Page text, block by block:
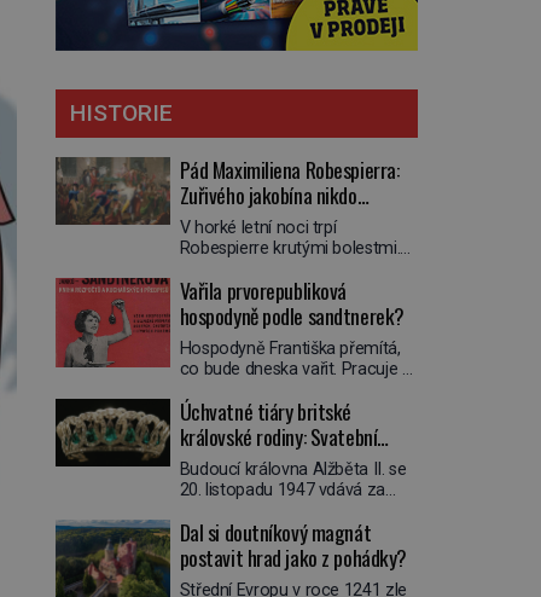
HISTORIE
Pád Maximiliena Robespierra:
Zuřivého jakobína nikdo
nelitoval?
V horké letní noci trpí
Robespierre krutými bolestmi.
víří kolotoč myšlenek. Když se
probere z mdlob, vzpomene si
na jednu z pařížských
jasnovidek, kterou před lety
navštívil. Prorokovala mu
vysmál. „Robespierre to
dotáhne hodně daleko,“
prohlásil o něm jiný významný
francouzský revolucionář,
Honoré de Mirabeau […]
Vařila prvorepubliková
hospodyně podle sandtnerek?
Hospodyně Františka přemítá,
co bude dneska vařit. Pracuje v
mlsný jazýček. Zalistuje proto
rychle v jedné ze „sandtnerek“.
„Zaplaťpánbůh, že už
nemusíme chodit s lístky,“
povzdechne si směrem ke
ruce. Ještě v prvních letech
nové republiky fungoval kvůli
nedostatku zboží přídělový
Úchvatné tiáry britské
královské rodiny: Svatební
klenot Alžbětě II. praskl
Budoucí královna Alžběta II. se
20. listopadu 1947 vdává za
Mountbattena. Aby měla na
obřad ve Westminsteru podle
tradice „něco vypůjčeného“, její
Dal si doutníkový magnát
postavit hrad jako z pohádky?
Střední Evropu v roce 1241 zle